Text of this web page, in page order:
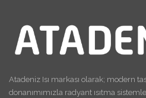
Atadeniz Isı markası olarak; modern
donanımımızla radyant ısıtma